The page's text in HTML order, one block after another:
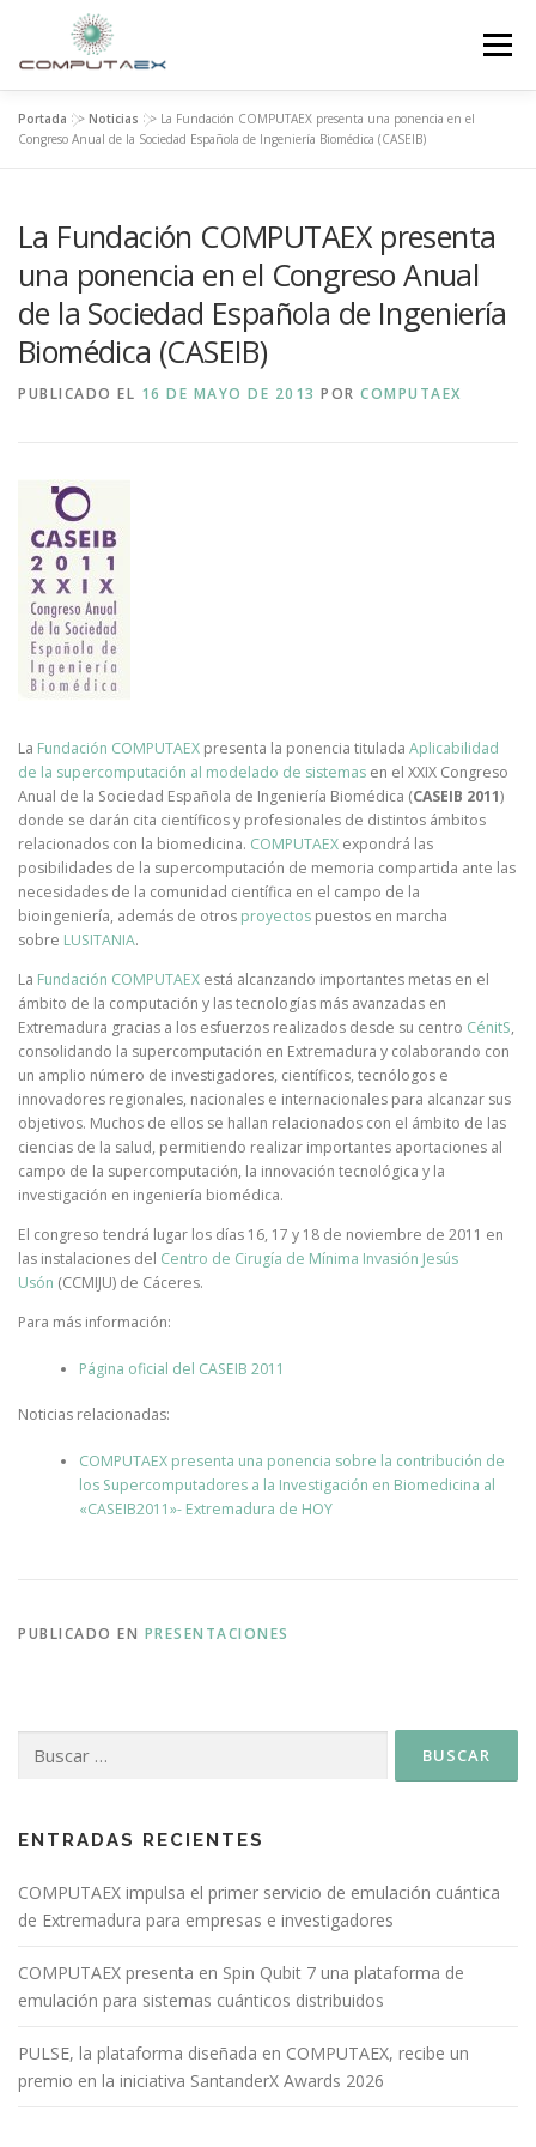
Menú
INICIO LA FUNDACIÓN EL CENTRO
SUPERCOMPUTACIÓN NOTICIAS
INVESTIGACIÓN E INNOVACIÓN CONTACTO
Portada >> Noticias >> La Fundación COMPUTAEX presenta una ponencia en el
Congreso Anual de la Sociedad Española de Ingeniería Biomédica (CASEIB)
La Fundación COMPUTAEX presenta
una ponencia en el Congreso Anual
de la Sociedad Española de Ingeniería
Biomédica (CASEIB)
PUBLICADO EL 16 DE MAYO DE 2013 POR COMPUTAEX
La Fundación COMPUTAEX presenta la ponencia titulada Aplicabilidad
de la supercomputación al modelado de sistemas en el XXIX Congreso
Anual de la Sociedad Española de Ingeniería Biomédica (CASEIB 2011)
donde se darán cita científicos y profesionales de distintos ámbitos
relacionados con la biomedicina. COMPUTAEX expondrá las
posibilidades de la supercomputación de memoria compartida ante las
necesidades de la comunidad científica en el campo de la
bioingeniería, además de otros proyectos puestos en marcha
sobre LUSITANIA.
La Fundación COMPUTAEX está alcanzando importantes metas en el
ámbito de la computación y las tecnologías más avanzadas en
Extremadura gracias a los esfuerzos realizados desde su centro CénitS,
consolidando la supercomputación en Extremadura y colaborando con
un amplio número de investigadores, científicos, tecnólogos e
innovadores regionales, nacionales e internacionales para alcanzar sus
objetivos. Muchos de ellos se hallan relacionados con el ámbito de las
ciencias de la salud, permitiendo realizar importantes aportaciones al
campo de la supercomputación, la innovación tecnológica y la
investigación en ingeniería biomédica.
El congreso tendrá lugar los días 16, 17 y 18 de noviembre de 2011 en
las instalaciones del Centro de Cirugía de Mínima Invasión Jesús
Usón (CCMIJU) de Cáceres.
Para más información:
Página oficial del CASEIB 2011
Noticias relacionadas:
COMPUTAEX presenta una ponencia sobre la contribución de
los Supercomputadores a la Investigación en Biomedicina al
«CASEIB2011»- Extremadura de HOY
PUBLICADO EN PRESENTACIONES
ENTRADAS RECIENTES
COMPUTAEX impulsa el primer servicio de emulación cuántica
de Extremadura para empresas e investigadores
COMPUTAEX presenta en Spin Qubit 7 una plataforma de
emulación para sistemas cuánticos distribuidos
PULSE, la plataforma diseñada en COMPUTAEX, recibe un
premio en la iniciativa SantanderX Awards 2026